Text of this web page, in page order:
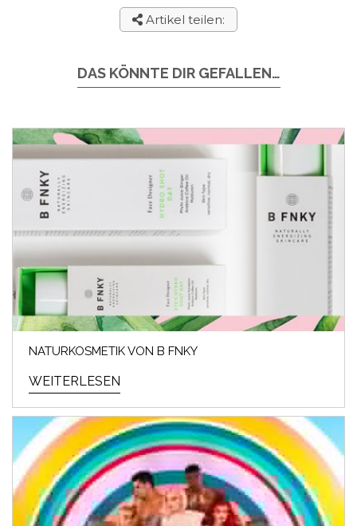
Artikel teilen:
DAS KÖNNTE DIR GEFALLEN…
NATURKOSMETIK VON B FNKY
WEITERLESEN